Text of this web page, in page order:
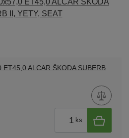
ALCAR ŠKODA SUBERB
ks